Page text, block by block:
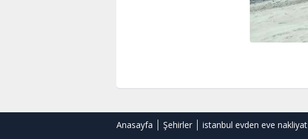
Anasayfa Şehirler istanbul evden eve nakliyat